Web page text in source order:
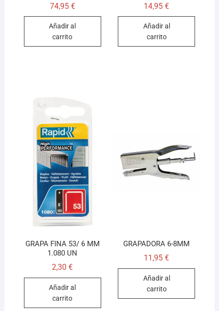
74,95 €
Añadir al
carrito
14,95€
Añadir al
carrito
GRAPA FINA 53/ 6 MM
1.080 UN
2,30€
Añadir al
carrito
GRAPADORA 6-8MM
11,95€
Añadir al
carrito